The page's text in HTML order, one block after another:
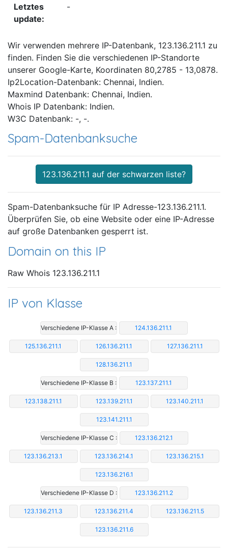
-
Wir verwenden mehrere IP-Datenbank, 123.136.211.1 zu
finden. Finden Sie die verschiedenen IP-Standorte
unserer Google-Karte, Koordinaten 80,2785 - 13,0878.
Ip2Location-Datenbank: Chennai, Indien.
Maxmind Datenbank: Chennai, Indien.
Whois IP Datenbank: Indien.
W3C Datenbank: -, -.
Spam-Datenbanksuche
123.136.211.1 auf der schwarzen liste?
Spam-Datenbanksuche für IP Adresse-123.136.211.1.
Überprüfen Sie, ob eine Website oder eine IP-Adresse
auf große Datenbanken gesperrt ist.
Domain on this IP
Raw Whois 123.136.211.1
IP von Klasse
Verschiedene IP-Klasse A : 124.136.211.1
125.136.211.1 126.136.211.1 127.136.211.1
128.136.211.1
Verschiedene IP-Klasse B : 123.137.211.1
123.138.211.1 123.139.211.1 123.140.211.1
123.141.211.1
Verschiedene IP-Klasse C : 123.136.212.1
123.136.213.1 123.136.214.1 123.136.215.1
123.136.216.1
Verschiedene IP-Klasse D : 123.136.211.2
123.136.211.3 123.136.211.4 123.136.211.5
123.136.211.6